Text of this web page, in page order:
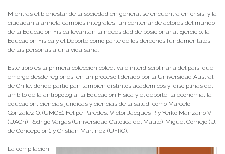
Mientras el bienestar de la sociedad en general se encuentra en crisis, y la
ciudadanía anhela cambios integrales, un centenar de actores del mundo
de la Educación Física levantan la necesidad de posicionar al Ejercicio, la
Educación Física y el Deporte como parte de los derechos fundamentales
de las personas a una vida sana.
Este libro es la primera colección colectiva e interdisciplinaria del país, que
emerge desde regiones, en un proceso liderado por la Universidad Austral
de Chile, donde participan también distintos académicos y disciplinas del
ámbito de la antropología, la Educación Física y el deporte, la economía, la
educación, ciencias jurídicas y ciencias de la salud, como Marcelo
González O. (UMCE); Felipe Paredes, Víctor Jacques P. y Yerko Manzano V
(UACh); Rodrigo Vargas (Universidad Católica del Maule); Miguel Cornejo (U.
de Concepción); y Cristian Martínez (UFRO).
La compilación